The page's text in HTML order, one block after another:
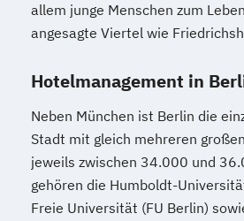
allem junge Menschen zum
angesagte Viertel wie
Hotelmanagement in
Neben München ist Berlin die
Stadt mit gleich mehreren
jeweils zwischen 34.000 und
gehören die Humboldt-
Freie Universität (FU Berlin)